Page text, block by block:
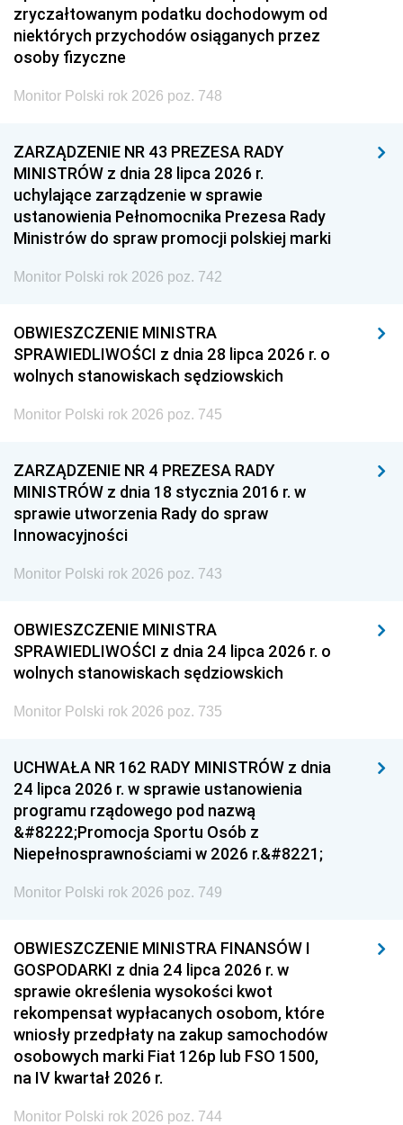
zryczałtowanym podatku dochodowym od
niektórych przychodów osiąganych przez
osoby fizyczne
Monitor Polski rok 2026 poz. 748
ZARZĄDZENIE NR 43 PREZESA RADY
MINISTRÓW z dnia 28 lipca 2026 r.
uchylające zarządzenie w sprawie
ustanowienia Pełnomocnika Prezesa Rady
Ministrów do spraw promocji polskiej marki
Monitor Polski rok 2026 poz. 742
OBWIESZCZENIE MINISTRA
SPRAWIEDLIWOŚCI z dnia 28 lipca 2026 r. o
wolnych stanowiskach sędziowskich
Monitor Polski rok 2026 poz. 745
ZARZĄDZENIE NR 4 PREZESA RADY
MINISTRÓW z dnia 18 stycznia 2016 r. w
sprawie utworzenia Rady do spraw
Innowacyjności
Monitor Polski rok 2026 poz. 743
OBWIESZCZENIE MINISTRA
SPRAWIEDLIWOŚCI z dnia 24 lipca 2026 r. o
wolnych stanowiskach sędziowskich
Monitor Polski rok 2026 poz. 735
UCHWAŁA NR 162 RADY MINISTRÓW z dnia
24 lipca 2026 r. w sprawie ustanowienia
programu rządowego pod nazwą
&#8222;Promocja Sportu Osób z
Niepełnosprawnościami w 2026 r.&#8221;
Monitor Polski rok 2026 poz. 749
OBWIESZCZENIE MINISTRA FINANSÓW I
GOSPODARKI z dnia 24 lipca 2026 r. w
sprawie określenia wysokości kwot
rekompensat wypłacanych osobom, które
wniosły przedpłaty na zakup samochodów
osobowych marki Fiat 126p lub FSO 1500,
na IV kwartał 2026 r.
Monitor Polski rok 2026 poz. 744